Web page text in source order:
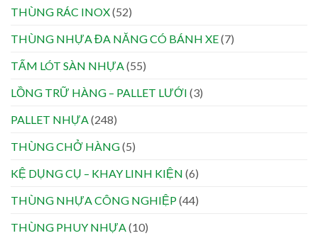
THÙNG RÁC INOX(52)
THÙNG NHỰA ĐA NĂNG CÓ BÁNH XE(7)
TẤM LÓT SÀN NHỰA(55)
LỒNG TRỮ HÀNG – PALLET LƯỚI (3)
PALLET NHỰA(248)
THÙNG CHỞ HÀNG(5)
KỆ DỤNG CỤ – KHAY LINH KIỆN (6)
THÙNG NHỰA CÔNG NGHIỆP(44)
THÙNG PHUY NHỰA(10)